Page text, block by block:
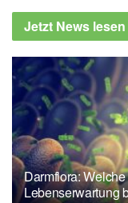
85
Care
Care
Jetzt News lesen
Darmflora:
Lebenserwartung